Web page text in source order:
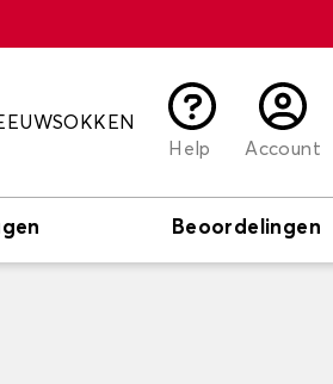
Help
Account
Beoordelingen